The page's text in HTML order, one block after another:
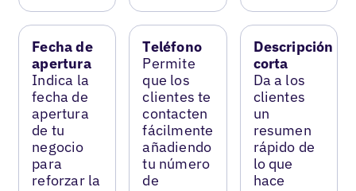
Fecha de
apertura
Indica la
fecha de
apertura
de tu
negocio
para
reforzar la
Teléfono
Permite
que los
clientes te
contacten
fácilmente
añadiendo
tu número
de
Descripción
corta
Da a los
clientes
un
resumen
rápido de
lo que
hace